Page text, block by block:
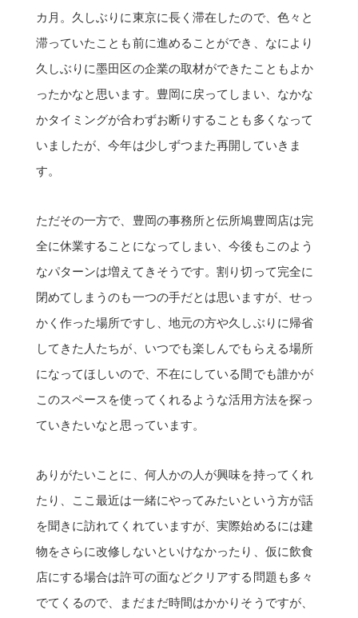
カ月。久しぶりに東京に長く滞在したので、色々と
滞っていたことも前に進めることができ、なにより
久しぶりに墨田区の企業の取材ができたこともよか
ったかなと思います。豊岡に戻ってしまい、なかな
かタイミングが合わずお断りすることも多くなって
いましたが、今年は少しずつまた再開していきま
す。
ただその一方で、豊岡の事務所と伝所鳩豊岡店は完
全に休業することになってしまい、今後もこのよう
なパターンは増えてきそうです。割り切って完全に
閉めてしまうのも一つの手だとは思いますが、せっ
かく作った場所ですし、地元の方や久しぶりに帰省
してきた人たちが、いつでも楽しんでもらえる場所
になってほしいので、不在にしている間でも誰かが
このスペースを使ってくれるような活用方法を探っ
ていきたいなと思っています。
ありがたいことに、何人かの人が興味を持ってくれ
たり、ここ最近は一緒にやってみたいという方が話
を聞きに訪れてくれていますが、実際始めるには建
物をさらに改修しないといけなかったり、仮に飲食
店にする場合は許可の面などクリアする問題も多々
でてくるので、まだまだ時間はかかりそうですが、